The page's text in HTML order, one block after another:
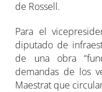
de Rossell.
Para el
diputado de
de una obra
demandas de los
Maestrat que